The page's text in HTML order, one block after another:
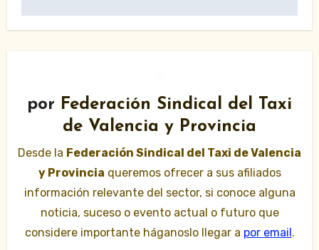
por Federación Sindical del Taxi
de Valencia y Provincia
Desde la Federación Sindical del Taxi de Valencia
y Provincia queremos ofrecer a sus afiliados
información relevante del sector, si conoce alguna
noticia, suceso o evento actual o futuro que
considere importante háganoslo llegar a por email.